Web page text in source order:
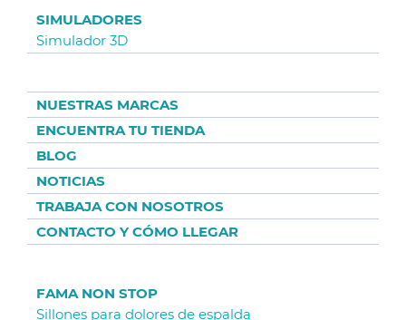
SIMULADORES
Simulador 3D
NUESTRAS MARCAS
ENCUENTRA TU TIENDA
BLOG
NOTICIAS
TRABAJA CON NOSOTROS
CONTACTO Y CÓMO LLEGAR
FAMA NON STOP
Sillones para dolores de espalda